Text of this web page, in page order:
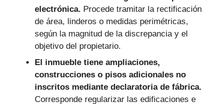
electrónica. Procede tramitar la rectificación
de área, linderos o medidas perimétricas,
según la magnitud de la discrepancia y el
objetivo del propietario.
El inmueble tiene ampliaciones,
construcciones o pisos adicionales no
inscritos mediante declaratoria de fábrica.
Corresponde regularizar las edificaciones e